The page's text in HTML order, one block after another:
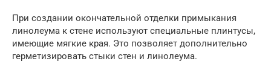
При создании окончательной отделки примыкания
линолеума к стене используют специальные плинтусы,
имеющие мягкие края. Это позволяет дополнительно
герметизировать стыки стен и линолеума.